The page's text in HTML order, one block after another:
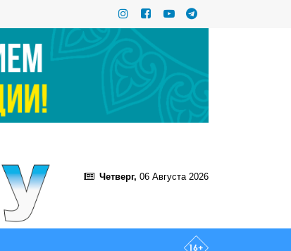
Четверг, 06 Августа 2026